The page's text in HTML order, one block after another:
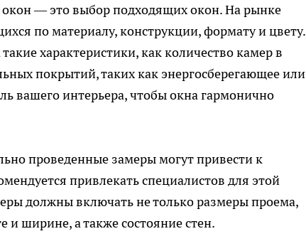
— это выбор подходящих окон. На рынке
по материалу, конструкции, формату и цвету.
характеристики, как количество камер в
покрытий, таких как энергосберегающее или
вашего интерьера, чтобы окна гармонично
проведенные замеры могут привести к
привлекать специалистов для этой
должны включать не только размеры проема,
ширине, а также состояние стен.